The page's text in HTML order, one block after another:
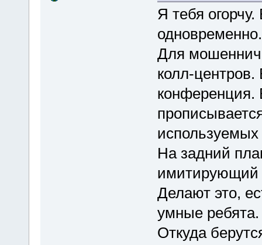
Я тебя
одновременно.
Для
колл-
конференция.
На задний
имитирующий
Делают это,
умные
Откуда